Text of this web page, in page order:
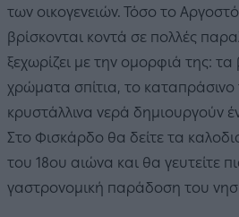
των οικογενειών. Τόσο το
βρίσκονται κοντά σε πολλές
ξεχωρίζει με την ομορφιά της:
χρώματα σπίτια, το καταπράσινο
κρυστάλλινα νερά δημιουργούν
Στο Φισκάρδο θα δείτε τα
του 18ου αιώνα και θα γευτείτε
γαστρονομική παράδοση του